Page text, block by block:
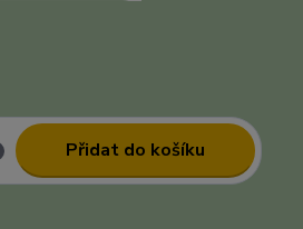
Přidat do košíku